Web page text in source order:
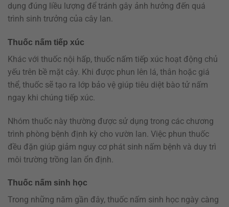
dụng đúng liều lượng để tránh gây ảnh hưởng đến quá
trình sinh trưởng của cây lan.
Thuốc nấm tiếp xúc
Khác với thuốc nội hấp, thuốc nấm tiếp xúc hoạt động chủ
yếu trên bề mặt cây. Khi được phun lên lá, thân hoặc giá
thể, thuốc sẽ tạo ra lớp bảo vệ giúp tiêu diệt bào tử nấm
ngay khi chúng tiếp xúc.
Nhóm thuốc này thường được sử dụng trong các chương
trình phòng bệnh định kỳ cho vườn lan. Việc phun thuốc
đều đặn giúp giảm nguy cơ phát sinh nấm bệnh và duy trì
môi trường trồng lan ổn định.
Thuốc nấm sinh học
Trong những năm gần đây, thuốc nấm sinh học ngày càng